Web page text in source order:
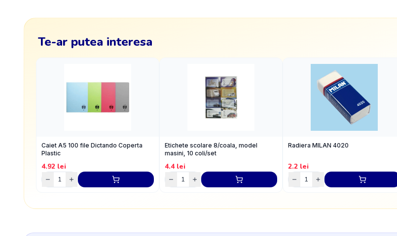
Te-ar putea interesa
Caiet A5 100 file Dictando Coperta
Plastic
4.92 lei
Etichete scolare 8/coala, model
masini, 10 coli/set
4.4lei
Radiera MILAN 4020
2.2 lei